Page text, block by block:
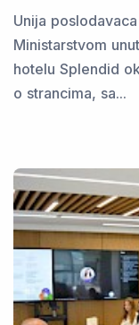
Unija
Ministarstvom
hotelu Splendid
o strancima, sa...